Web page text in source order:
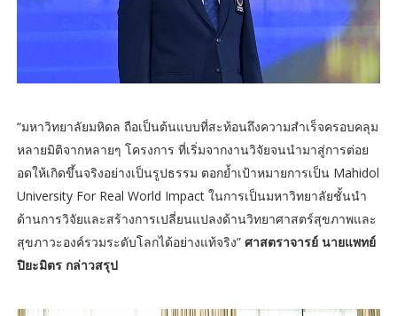
“มหาวิทยาลัยมหิดล ถือเป็นต้นแบบที่สะท้อนถึงความสำเร็จครอบคลุม
หลายมิติจากหลายๆ โครงการ ที่เริ่มจากงานวิจัยจนนำมาสู่การต่อย
อดให้เกิดขึ้นจริงอย่างเป็นรูปธรรม ตอกย้ำเป้าหมายการเป็น Mahidol
University For Real World Impact ในการเป็นมหาวิทยาลัยชั้นนำ
ด้านการวิจัยและสร้างการเปลี่ยนแปลงด้านวิทยาศาสตร์สุขภาพและ
สุขภาวะองค์รวมระดับโลกได้อย่างแท้จริง” ศาสตราจารย์ นายแพทย์
ปิยะมิตร กล่าวสรุป